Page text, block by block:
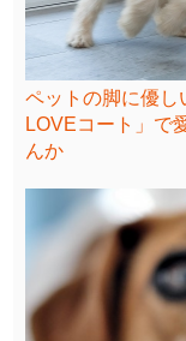
ペットの脚に優し
LOVEコート」で
んか